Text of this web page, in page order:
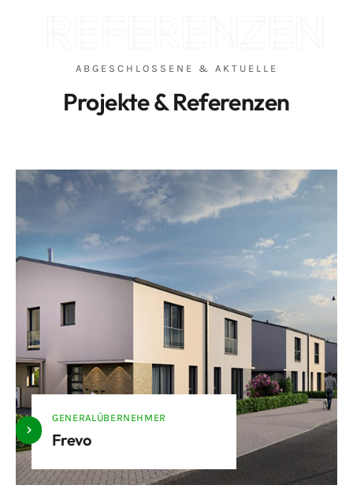
ABGESCHLOSSENE & AKTUELLE
Projekte & Referenzen
GENERALÜBERNEHMER
Frevo